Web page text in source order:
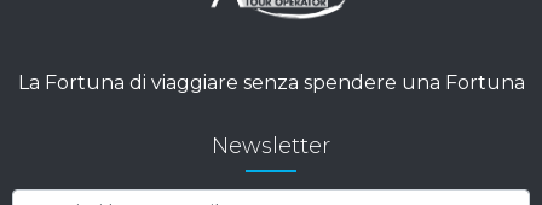
La Fortuna di viaggiare senza spendere una Fortuna
Newsletter